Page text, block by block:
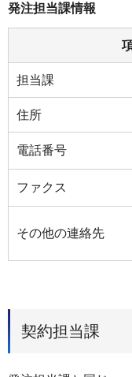
発注担当課情報
担当課
住所
電話番号
ファクス
その他の連絡先
契約担当課